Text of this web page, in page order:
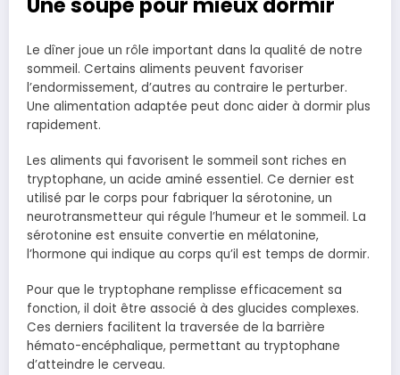
Le dîner joue un rôle important dans la qualité de notre
sommeil. Certains aliments peuvent favoriser
l’endormissement, d’autres au contraire le perturber.
Une alimentation adaptée peut donc aider à dormir plus
rapidement.
Les aliments qui favorisent le sommeil sont riches en
tryptophane, un acide aminé essentiel. Ce dernier est
utilisé par le corps pour fabriquer la sérotonine, un
neurotransmetteur qui régule l’humeur et le sommeil. La
sérotonine est ensuite convertie en mélatonine,
l’hormone qui indique au corps qu’il est temps de dormir.
Pour que le tryptophane remplisse efficacement sa
fonction, il doit être associé à des glucides complexes.
Ces derniers facilitent la traversée de la barrière
hémato-encéphalique, permettant au tryptophane
d’atteindre le cerveau.